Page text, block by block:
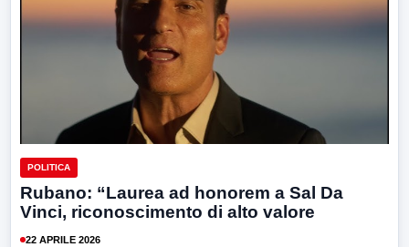
POLITICA
Rubano: “Laurea ad honorem a Sal Da
Vinci, riconoscimento di alto valore
22 APRILE 2026